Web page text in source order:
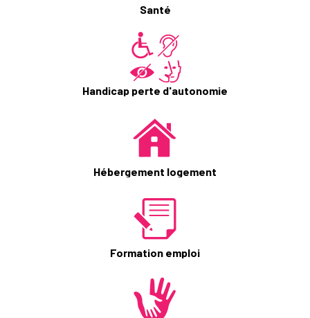
Santé
Handicap perte d'autonomie
Hébergement logement
Formation emploi